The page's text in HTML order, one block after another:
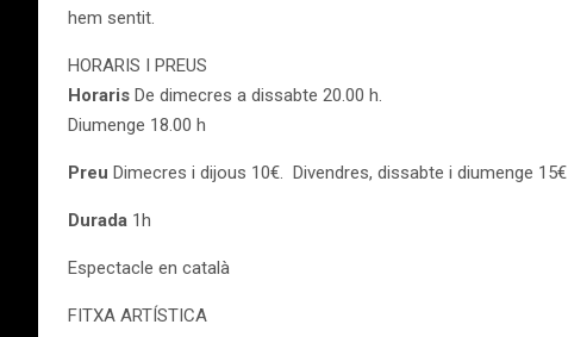
hem sentit.
HORARIS I PREUS
Horaris De dimecres a dissabte 20.00 h.
Diumenge 18.00 h
Preu Dimecres i dijous 10€. Divendres, dissabte i diumenge 15€
Durada 1h
Espectacle en català
FITXA ARTÍSTICA